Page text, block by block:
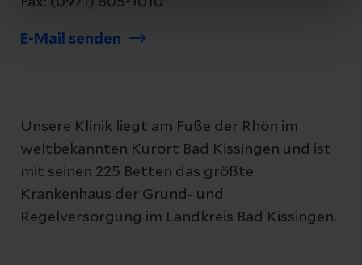
E-Mail senden
Unsere Klinik liegt am Fuße der Rhön im
weltbekannten Kurort Bad Kissingen und ist
mit seinen 225 Betten das größte
Krankenhaus der Grund- und
Regelversorgung im Landkreis Bad Kissingen.